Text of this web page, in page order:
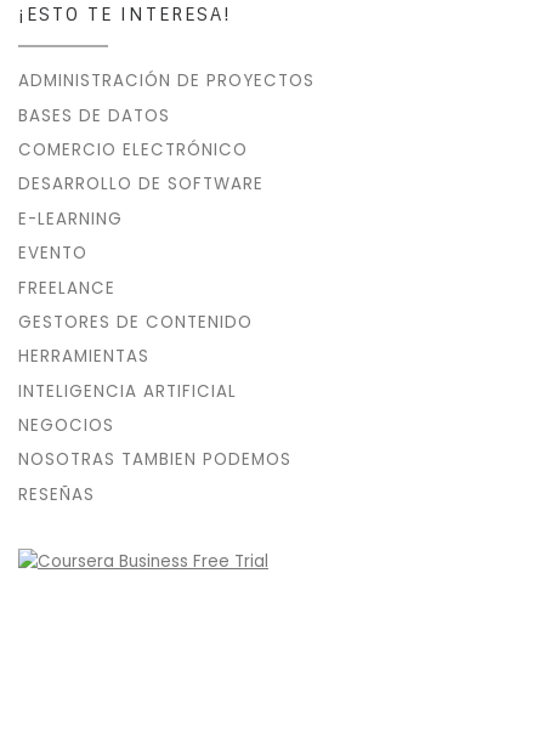
¡ESTO TE INTERESA!
ADMINISTRACIÓN DE PROYECTOS
BASES DE DATOS
COMERCIO ELECTRÓNICO
DESARROLLO DE SOFTWARE
E-LEARNING
EVENTO
FREELANCE
GESTORES DE CONTENIDO
HERRAMIENTAS
INTELIGENCIA ARTIFICIAL
NEGOCIOS
NOSOTRAS TAMBIEN PODEMOS
RESEÑAS